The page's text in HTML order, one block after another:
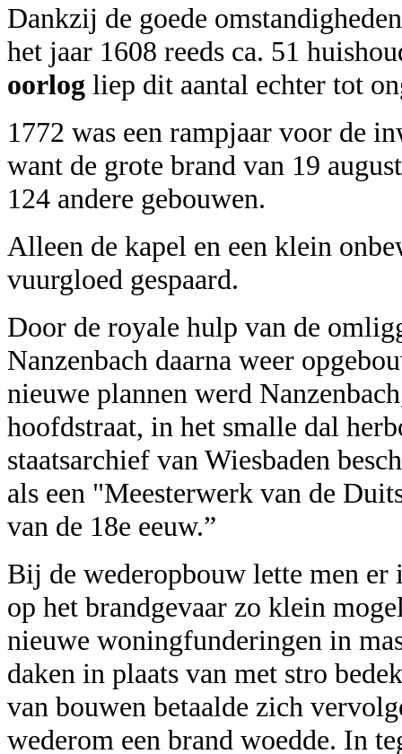
Dankzij de goede
het jaar 1608 reeds ca. 51
oorlog liep dit aantal echter tot
1772 was een rampjaar voor de
want de grote brand van 19
124 andere gebouwen.
Alleen de kapel en een klein
vuurgloed gespaard.
Door de royale hulp van de
Nanzenbach daarna weer
nieuwe plannen werd
hoofdstraat, in het smalle dal
staatsarchief van Wiesbaden
als een "Meesterwerk van de
van de 18e eeuw.”
Bij de wederopbouw lette men er
op het brandgevaar zo klein
nieuwe woningfunderingen in
daken in plaats van met stro
van bouwen betaalde zich
wederom een brand woedde. In